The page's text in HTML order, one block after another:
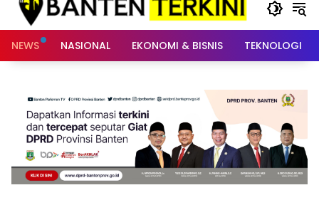
NEWS NASIONAL EKONOMI & BISNIS TEKNOLOGI